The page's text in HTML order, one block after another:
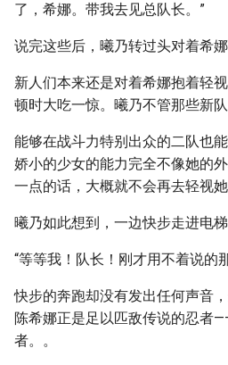
了，希娜。带我去见总队长。”
说完这些后，曦乃转过头对着希娜
新人们本来还是对着希娜抱着轻
顿时大吃一惊。曦乃不管那些新
能够在战斗力特别出众的二队也
娇小的少女的能力完全不像她的
一点的话，大概就不会再去轻视她
曦乃如此想到，一边快步走进电梯
“等等我！队长！刚才用不着说的
快步的奔跑却没有发出任何声音
陈希娜正是足以匹敌传说的忍者
者。。